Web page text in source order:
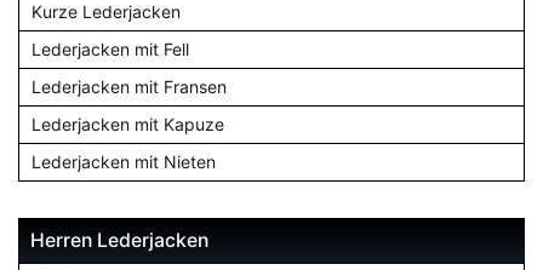
Kurze Lederjacken
Lederjacken mit Fell
Lederjacken mit Fransen
Lederjacken mit Kapuze
Lederjacken mit Nieten
Herren Lederjacken